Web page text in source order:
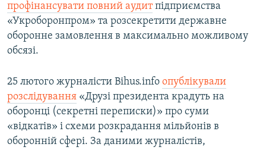
профінансувати повний аудитпідприємства
«Укроборонпром» та розсекретити державне
оборонне замовлення в максимально можливому
обсязі.
25 лютого журналісти Bihus.info опублікували
розслідування «Друзі президента крадуть на
оборонці (секретні переписки)» про суми
«відкатів» і схеми розкрадання мільйонів в
оборонній сфері. За даними журналістів,